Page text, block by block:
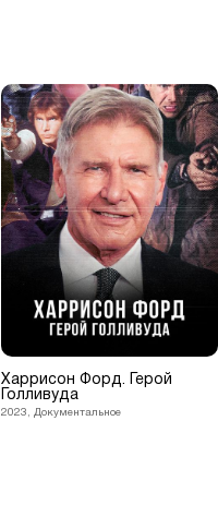
Харрисон Форд. Герой
Голливуда
2023, Документальное